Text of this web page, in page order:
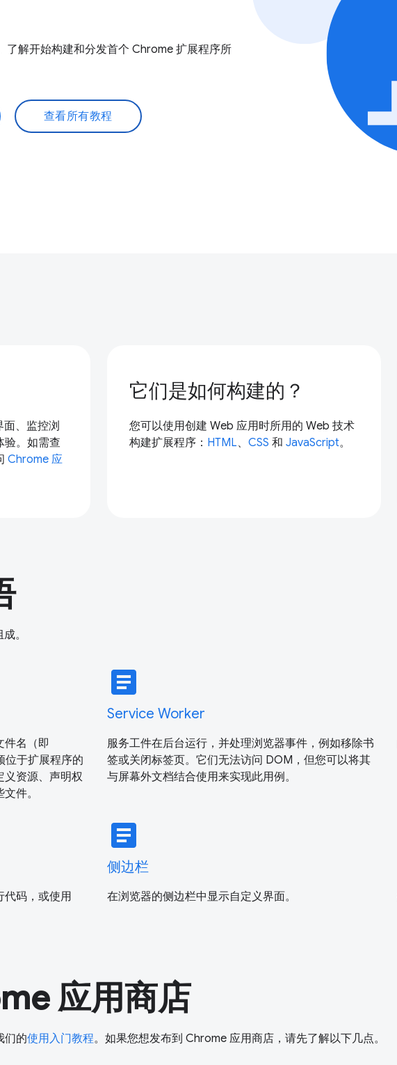
了解开始构建和分发首个 Chrome 扩展程序所
查看所有教程
、监控浏
验。如需查
Chrome 应
它们是如何构建的？
您可以使用创建 Web 应用时所用的 Web 技术
构建扩展程序： HTML、 CSS 和 JavaScript。
。
件名（即
位于扩展程序的
义资源、声明权
件。
article
Service Worker
服务工件在后台运行，并处理浏览器事件，例如移除书
签或关闭标签页。它们无法访问 DOM，但您可以将其
与屏幕外文档结合使用来实现此用例。
代码，或使用
article
侧边栏
在浏览器的侧边栏中显示自定义界面。
应用商店
们的使用入门教程。如果您想发布到 Chrome 应用商店，请先了解以下几点。